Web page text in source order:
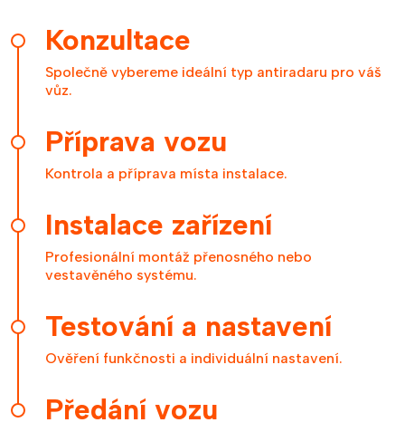
Konzultace
Společně vybereme ideální typ antiradaru pro váš
vůz.
Příprava vozu
Kontrola a příprava místa instalace.
Instalace zařízení
Profesionální montáž přenosného nebo
vestavěného systému.
Testování a nastavení
Ověření funkčnosti a individuální nastavení.
Předání vozu